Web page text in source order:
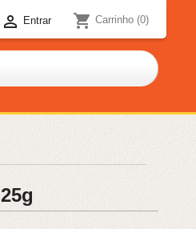
 Entrar shopping_cart Carrinho (0)